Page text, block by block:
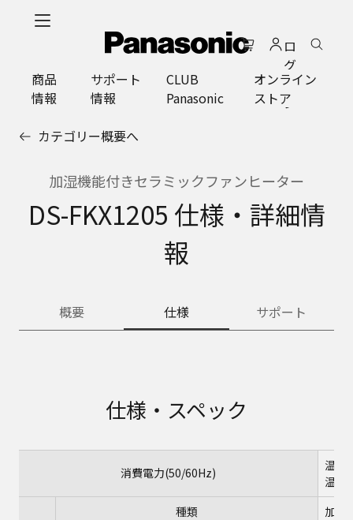
ロ
グ
イ
ン
商品
情報
サポート
情報
CLUB
Panasonic
オンライン
ストア
カテゴリー概要へ
加湿機能付きセラミックファンヒーター
DS-FKX1205 仕様・詳細情
報
概要 仕様 サポート
仕様・スペック
消費電力(50/60Hz)
温風
温風
種類
加湿